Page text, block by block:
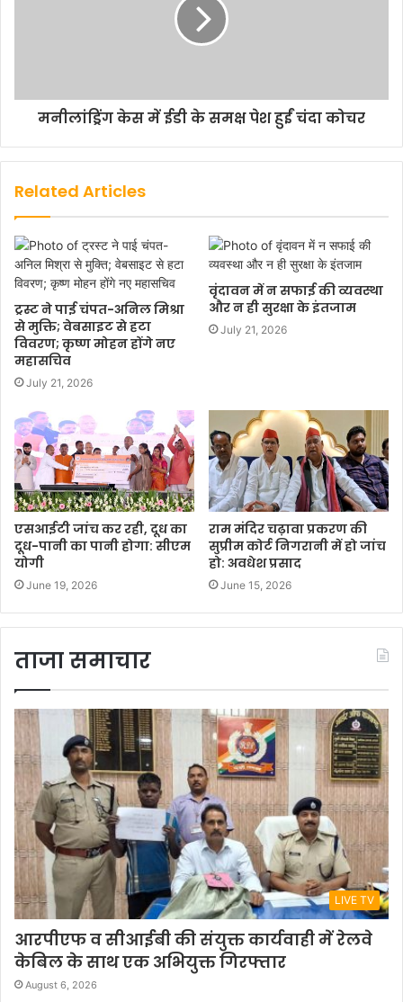
मनीलांड्रिंग केस में ईडी के समक्ष पेश हुईं चंदा कोचर
Related Articles
ट्रस्ट ने पाई चंपत-अनिल मिश्रा
से मुक्ति; वेबसाइट से हटा
विवरण; कृष्ण मोहन होंगे नए
महासचिव
July 21, 2026
वृंदावन में न सफाई की व्यवस्था
और न ही सुरक्षा के इंतजाम
July 21, 2026
एसआईटी जांच कर रही, दूध का
दूध-पानी का पानी होगा: सीएम
योगी
June 19, 2026
राम मंदिर चढ़ावा प्रकरण की
सुप्रीम कोर्ट निगरानी में हो जांच
हो: अवधेश प्रसाद
June 15, 2026
ताजा समाचार
LIVE TV
आरपीएफ व सीआईबी की संयुक्त कार्यवाही में रेलवे
केबिल के साथ एक अभियुक्त गिरफ्तार
August 6, 2026